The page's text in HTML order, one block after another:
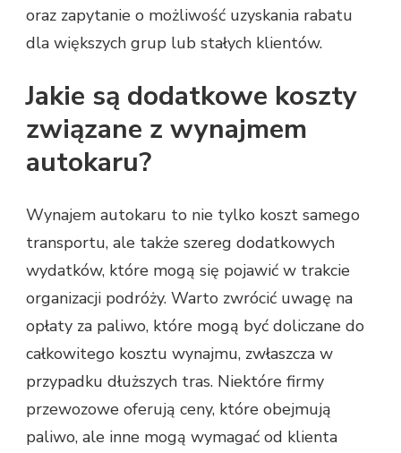
oraz zapytanie o możliwość uzyskania rabatu
dla większych grup lub stałych klientów.
Jakie są dodatkowe koszty
związane z wynajmem
autokaru?
Wynajem autokaru to nie tylko koszt samego
transportu, ale także szereg dodatkowych
wydatków, które mogą się pojawić w trakcie
organizacji podróży. Warto zwrócić uwagę na
opłaty za paliwo, które mogą być doliczane do
całkowitego kosztu wynajmu, zwłaszcza w
przypadku dłuższych tras. Niektóre firmy
przewozowe oferują ceny, które obejmują
paliwo, ale inne mogą wymagać od klienta